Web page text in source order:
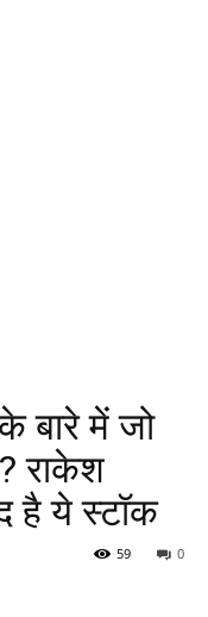
बारे में जो
राकेश
है ये स्टॉक
0
59